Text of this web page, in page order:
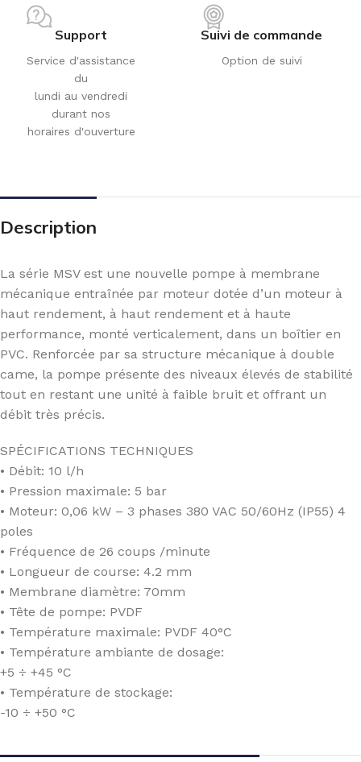
Support
Service d'assistance
du
lundi au vendredi
durant nos
horaires d'ouverture
Suivi de commande
Option de suivi
Description
La série MSV est une nouvelle pompe à membrane
mécanique entraînée par moteur dotée d’un moteur à
haut rendement, à haut rendement et à haute
performance, monté verticalement, dans un boîtier en
PVC. Renforcée par sa structure mécanique à double
came, la pompe présente des niveaux élevés de stabilité
tout en restant une unité à faible bruit et offrant un
débit très précis.
SPÉCIFICATIONS TECHNIQUES
• Débit: 10 l/h
• Pression maximale: 5 bar
• Moteur: 0,06 kW – 3 phases 380 VAC 50/60Hz (IP55) 4
poles
• Fréquence de 26 coups /minute
• Longueur de course: 4.2 mm
• Membrane diamètre: 70mm
• Tête de pompe: PVDF
• Température maximale: PVDF 40°C
• Température ambiante de dosage:
+5 ÷ +45 °C
• Température de stockage:
-10 ÷ +50 °C